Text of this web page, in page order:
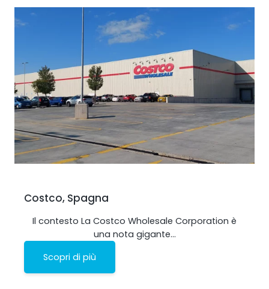
Costco, Spagna
Il contesto La Costco Wholesale Corporation è
una nota gigante…
Scopri di più